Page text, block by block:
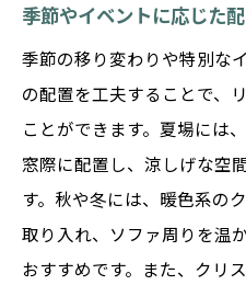
季節やイベントに応じた
季節の移り変わりや特別な
の配置を工夫することで、
ことができます。夏場には
窓際に配置し、涼しげな空
す。秋や冬には、暖色系の
取り入れ、ソファ周りを温
おすすめです。また、クリ